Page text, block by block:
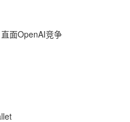
面OpenAI竞争